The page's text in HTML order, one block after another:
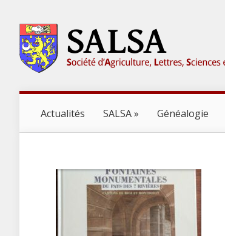
Actualités SALSA Généalogie